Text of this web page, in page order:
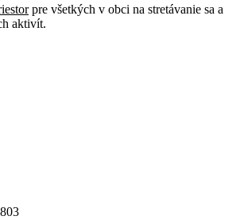
pre všetkých v obci na stretávanie sa a
aktivít.